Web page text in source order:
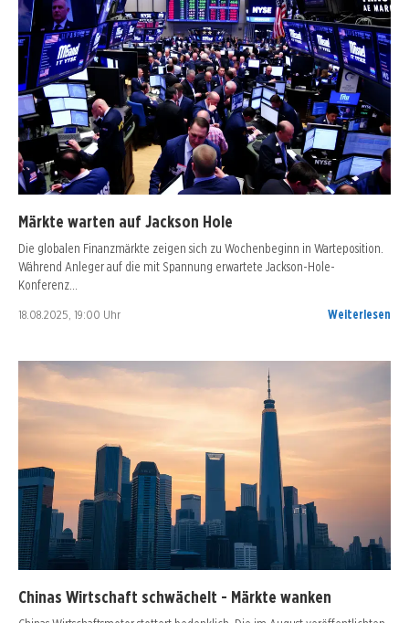
Märkte warten auf Jackson Hole
Die globalen Finanzmärkte zeigen sich zu Wochenbeginn in Warteposition.
Während Anleger auf die mit Spannung erwartete Jackson-Hole-
Konferenz…
18.08.2025, 19:00 Uhr Weiterlesen
Chinas Wirtschaft schwächelt - Märkte wanken